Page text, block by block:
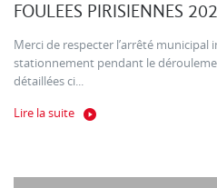
FOULEES PIRISIENNES
Merci de respecter l’arrêté
stationnement pendant le
détaillées ci...
Lire la suite